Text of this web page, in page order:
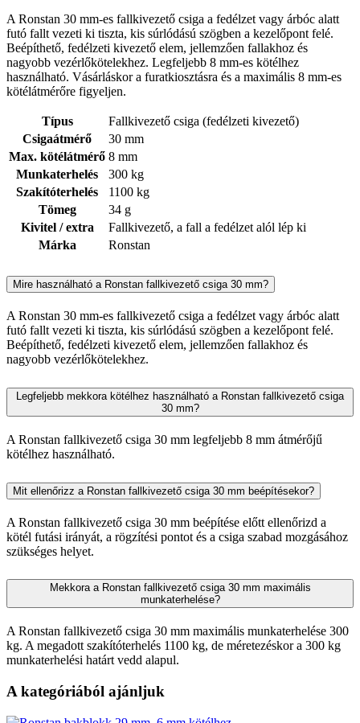
A Ronstan 30 mm-es fallkivezető csiga a fedélzet vagy árbóc alatt
futó fallt vezeti ki tiszta, kis súrlódású szögben a kezelőpont felé.
Beépíthető, fedélzeti kivezető elem, jellemzően fallakhoz és
nagyobb vezérlőkötelekhez. Legfeljebb 8 mm-es kötélhez
használható. Vásárláskor a furatkiosztásra és a maximális 8 mm-es
kötélátmérőre figyeljen.
Típus
Fallkivezető csiga (fedélzeti kivezető)
Csigaátmérő
30 mm
Max. kötélátmérő 8 mm
Munkaterhelés
300 kg
Szakítóterhelés
1100 kg
Tömeg
34 g
Kivitel / extra
Fallkivezető, a fall a fedélzet alól lép ki
Márka
Ronstan
Mire használható a Ronstan fallkivezető csiga 30 mm?
A Ronstan 30 mm-es fallkivezető csiga a fedélzet vagy árbóc alatt
futó fallt vezeti ki tiszta, kis súrlódású szögben a kezelőpont felé.
Beépíthető, fedélzeti kivezető elem, jellemzően fallakhoz és
nagyobb vezérlőkötelekhez.
Legfeljebb mekkora kötélhez használható a Ronstan fallkivezető csiga
30 mm?
A Ronstan fallkivezető csiga 30 mm legfeljebb 8 mm átmérőjű
kötélhez használható.
Mit ellenőrizz a Ronstan fallkivezető csiga 30 mm beépítésekor?
A Ronstan fallkivezető csiga 30 mm beépítése előtt ellenőrizd a
kötél futási irányát, a rögzítési pontot és a csiga szabad mozgásához
szükséges helyet.
Mekkora a Ronstan fallkivezető csiga 30 mm maximális
munkaterhelése?
A Ronstan fallkivezető csiga 30 mm maximális munkaterhelése 300
kg. A megadott szakítóterhelés 1100 kg, de méretezéskor a 300 kg
munkaterhelési határt vedd alapul.
A kategóriából ajánljuk